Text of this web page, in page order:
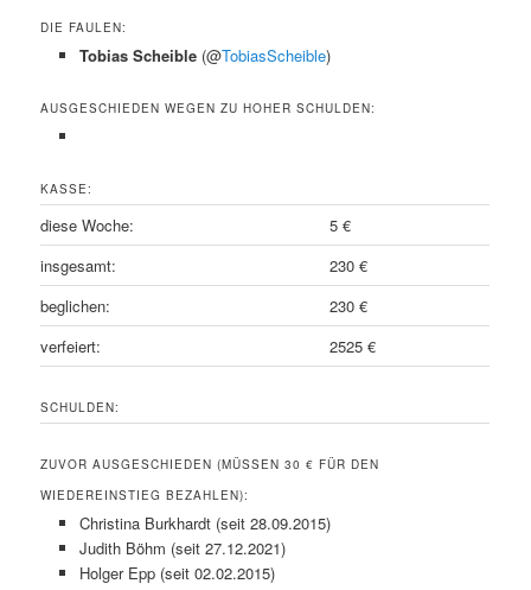
DIE FAULEN:
Tobias Scheible (@TobiasScheible)
AUSGESCHIEDEN WEGEN ZU HOHER SCHULDEN:
KASSE:
diese Woche:
5 €
insgesamt:
230 €
beglichen:
230 €
verfeiert:
2525 €
SCHULDEN:
ZUVOR AUSGESCHIEDEN (MÜSSEN 30 € FÜR DEN
WIEDEREINSTIEG BEZAHLEN):
Christina Burkhardt (seit 28.09.2015)
Judith Böhm (seit 27.12.2021)
Holger Epp (seit 02.02.2015)